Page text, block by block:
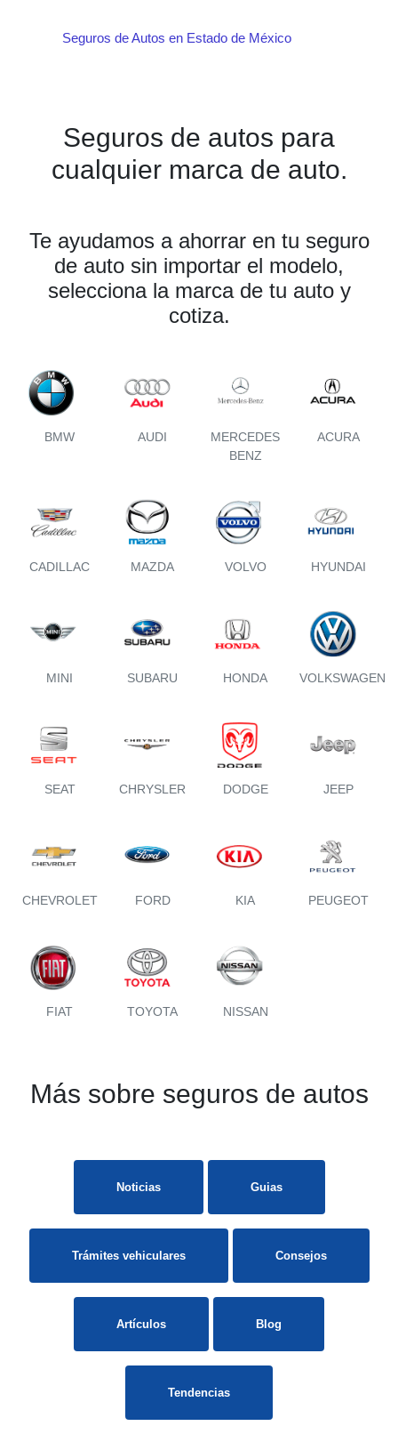
Seguros de Autos en Estado de México
Seguros de autos para
cualquier marca de auto.
Te ayudamos a ahorrar en tu seguro
de auto sin importar el modelo,
selecciona la marca de tu auto y
cotiza.
BMW AUDI
MERCEDES
BENZ
ACURA
CADILLAC MAZDA VOLVO HYUNDAI
MINI SUBARU HONDA VOLKSWAGEN
SEAT CHRYSLER DODGE JEEP
CHEVROLET FORD KIA PEUGEOT
FIAT TOYOTA NISSAN
Más sobre seguros de autos
Noticias Guias
Trámites vehiculares Consejos
Artículos Blog
Tendencias